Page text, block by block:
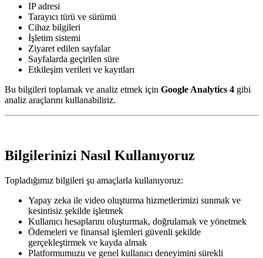
IP adresi
Tarayıcı türü ve sürümü
Cihaz bilgileri
İşletim sistemi
Ziyaret edilen sayfalar
Sayfalarda geçirilen süre
Etkileşim verileri ve kayıtları
Bu bilgileri toplamak ve analiz etmek için Google Analytics 4 gibi
analiz araçlarını kullanabiliriz.
Bilgilerinizi Nasıl Kullanıyoruz
Topladığımız bilgileri şu amaçlarla kullanıyoruz:
Yapay zeka ile video oluşturma hizmetlerimizi sunmak ve
kesintisiz şekilde işletmek
Kullanıcı hesaplarını oluşturmak, doğrulamak ve yönetmek
Ödemeleri ve finansal işlemleri güvenli şekilde
gerçekleştirmek ve kayda almak
Platformumuzu ve genel kullanıcı deneyimini sürekli